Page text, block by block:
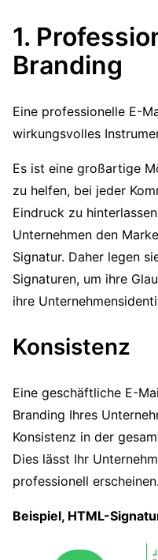
1.
Branding
Eine professionelle E-
wirkungsvolles
Es ist eine großartige
zu helfen, bei jeder
Eindruck zu
Unternehmen den
Signatur. Daher legen
Signaturen, um ihre
ihre
Konsistenz
Eine geschäftliche E-
Branding Ihres
Konsistenz in der
Dies lässt Ihr
professionell erscheinen.
Beispiel, HTML-